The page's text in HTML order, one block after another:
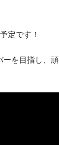
定です！
ーを目指し、